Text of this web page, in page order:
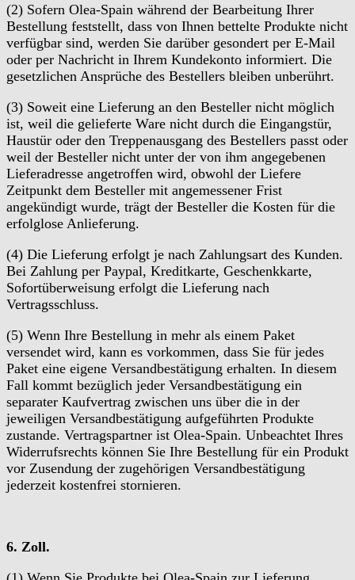
(2) Sofern Olea-Spain während der Bearbeitung Ihrer
Bestellung feststellt, dass von Ihnen bettelte Produkte nicht
verfügbar sind, werden Sie darüber gesondert per E-Mail
oder per Nachricht in Ihrem Kundekonto informiert. Die
gesetzlichen Ansprüche des Bestellers bleiben unberührt.
(3) Soweit eine Lieferung an den Besteller nicht möglich
ist, weil die gelieferte Ware nicht durch die Eingangstür,
Haustür oder den Treppenausgang des Bestellers passt oder
weil der Besteller nicht unter der von ihm angegebenen
Lieferadresse angetroffen wird, obwohl der Liefere
Zeitpunkt dem Besteller mit angemessener Frist
angekündigt wurde, trägt der Besteller die Kosten für die
erfolglose Anlieferung.
(4) Die Lieferung erfolgt je nach Zahlungsart des Kunden.
Bei Zahlung per Paypal, Kreditkarte, Geschenkkarte,
Sofortüberweisung erfolgt die Lieferung nach
Vertragsschluss.
(5) Wenn Ihre Bestellung in mehr als einem Paket
versendet wird, kann es vorkommen, dass Sie für jedes
Paket eine eigene Versandbestätigung erhalten. In diesem
Fall kommt bezüglich jeder Versandbestätigung ein
separater Kaufvertrag zwischen uns über die in der
jeweiligen Versandbestätigung aufgeführten Produkte
zustande. Vertragspartner ist Olea-Spain. Unbeachtet Ihres
Widerrufsrechts können Sie Ihre Bestellung für ein Produkt
vor Zusendung der zugehörigen Versandbestätigung
jederzeit kostenfrei stornieren.
6. Zoll.